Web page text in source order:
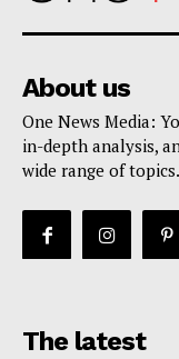
About us
One News Media:
in-depth analysis,
wide range of
The latest